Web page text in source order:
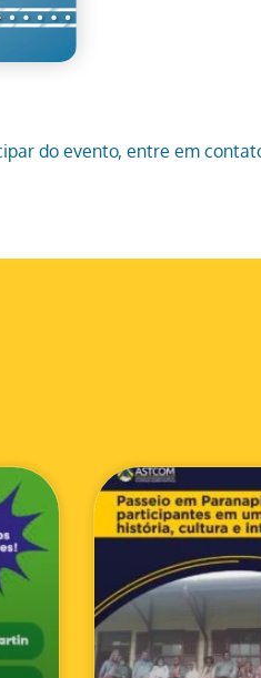
do evento, entre em